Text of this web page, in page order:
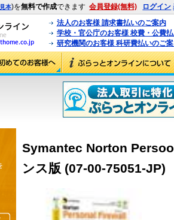
見本)を無料で作成できます 会員登録(無料) ログイン
法人のお客様 請求書払いのご案内
学校・官公庁のお客様 校費・公費
研究機関のお客様 科研費払いのご
Symantec Norton
ンス版 (07-00-75051-JP)